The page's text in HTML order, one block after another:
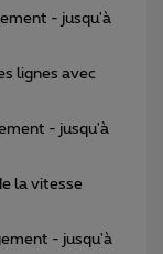
- jusqu'à
lignes avec
- jusqu'à
la vitesse
- jusqu'à